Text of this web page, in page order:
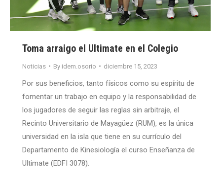
Toma arraigo el Ultimate en el Colegio
Noticias By idem.osorio diciembre 15, 2023
Por sus beneficios, tanto físicos como su espíritu de
fomentar un trabajo en equipo y la responsabilidad de
los jugadores de seguir las reglas sin arbitraje, el
Recinto Universitario de Mayagüez (RUM), es la única
universidad en la isla que tiene en su currículo del
Departamento de Kinesiología el curso Enseñanza de
Ultimate (EDFI 3078).